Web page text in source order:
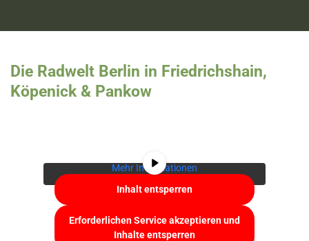
Die Radwelt Berlin in Friedrichshain,
Köpenick & Pankow
Mehr Informationen
Inhalt entsperren
Erforderlichen Service akzeptieren und
Inhalte entsperren